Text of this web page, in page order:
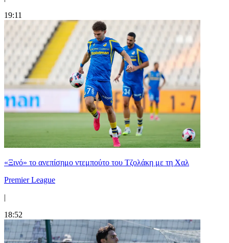
19:11
«Ξινό» το ανεπίσημο ντεμπούτο του Τζολάκη με τη Χαλ
Premier League
|
18:52